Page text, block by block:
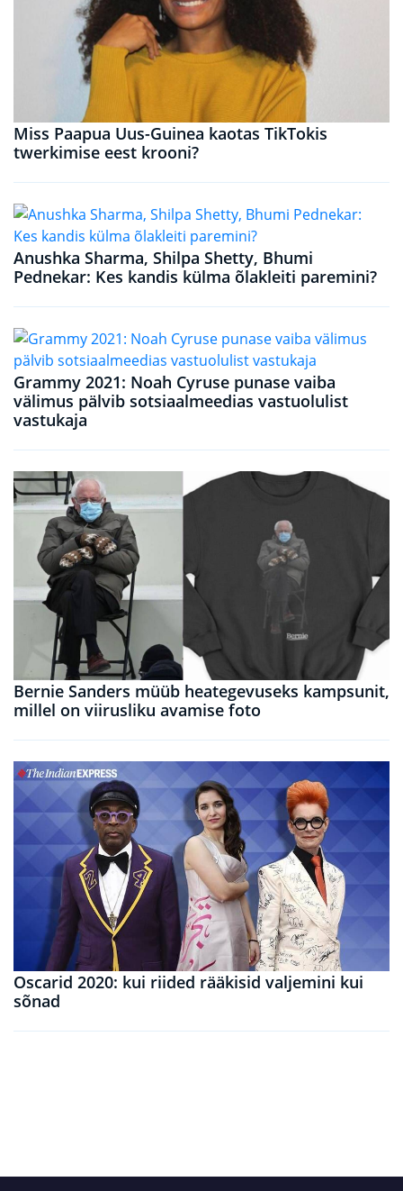
Miss Paapua Uus-Guinea kaotas TikTokis
twerkimise eest krooni?
Anushka Sharma, Shilpa Shetty, Bhumi
Pednekar: Kes kandis külma õlakleiti paremini?
Grammy 2021: Noah Cyruse punase vaiba
välimus pälvib sotsiaalmeedias vastuolulist
vastukaja
Bernie Sanders müüb heategevuseks kampsunit,
millel on viirusliku avamise foto
Oscarid 2020: kui riided rääkisid valjemini kui
sõnad